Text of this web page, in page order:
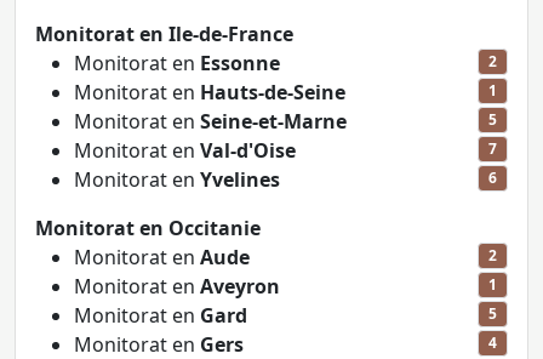
Monitorat en Ile-de-France
Monitorat en Essonne 2
Monitorat en Hauts-de-Seine 1
Monitorat en Seine-et-Marne 5
Monitorat en Val-d'Oise 7
Monitorat en Yvelines 6
Monitorat en Occitanie
Monitorat en Aude 2
Monitorat en Aveyron 1
Monitorat en Gard 5
Monitorat en Gers 4